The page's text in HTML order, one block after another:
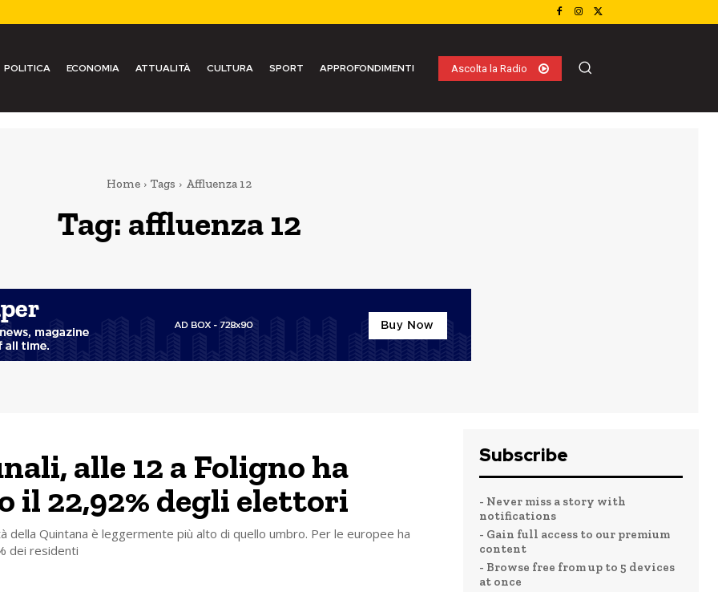
POLITICA ECONOMIA ATTUALITÀ CULTURA SPORT APPROFONDIMENTI Ascolta la Radio
Home Tags Affluenza 12
Tag: affluenza 12
alle 12 a Foligno ha
il 22,92% degli elettori
della Quintana è leggermente più alto di quello umbro. Per le europee ha
dei residenti
Subscribe
- Never miss a story with
notifications
- Gain full access to our premium
content
- Browse free from up to 5 devices
at once